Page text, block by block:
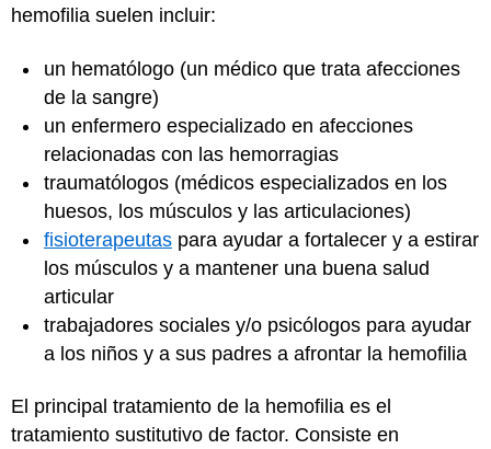
hemofilia suelen incluir:
un hematólogo (un médico que trata afecciones
de la sangre)
un enfermero especializado en afecciones
relacionadas con las hemorragias
traumatólogos (médicos especializados en los
huesos, los músculos y las articulaciones)
fisioterapeutas para ayudar a fortalecer y a estirar
los músculos y a mantener una buena salud
articular
trabajadores sociales y/o psicólogos para ayudar
a los niños y a sus padres a afrontar la hemofilia
El principal tratamiento de la hemofilia es el
tratamiento sustitutivo de factor. Consiste en